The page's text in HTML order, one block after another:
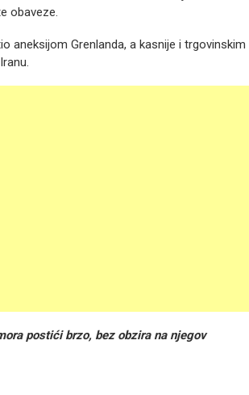
obaveze.
aneksijom Grenlanda, a kasnije i trgovinskim
postići brzo, bez obzira na njegov